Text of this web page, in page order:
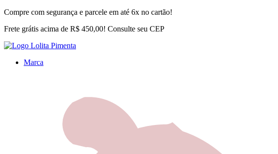
Compre com segurança e parcele em até 6x no cartão!
Frete grátis acima de R$ 450,00! Consulte seu CEP
Marca